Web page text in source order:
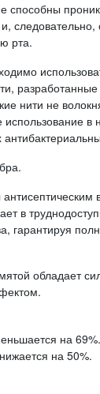
следовательно,
рта.
нити не
в
в
гарантируя
обладает
на 69%.
на 50%.